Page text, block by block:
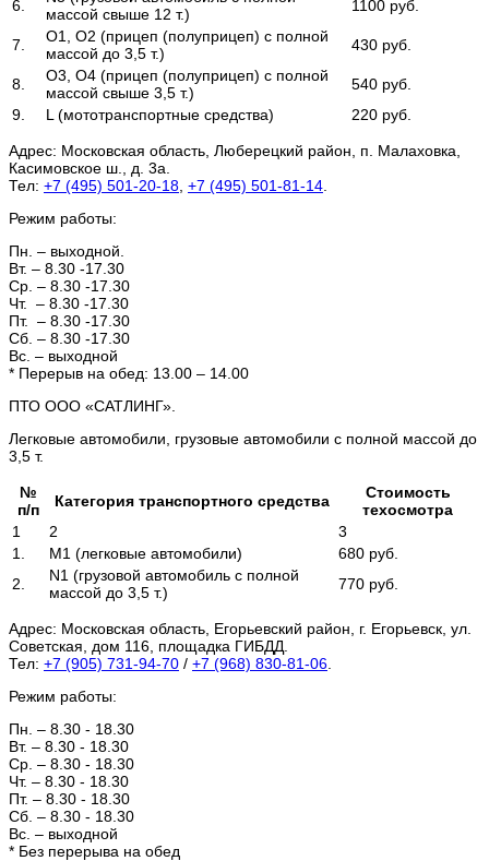
6.
массой свыше 12 т.)
1100 руб.
7.
О1, О2 (прицеп (полуприцеп) с полной
массой до 3,5 т.)
430 руб.
8.
О3, О4 (прицеп (полуприцеп) с полной
массой свыше 3,5 т.)
540 руб.
9.
L (мототранспортные средства) 220 руб.
Адрес: Московская область, Люберецкий район, п. Малаховка,
Касимовское ш., д. 3а.
Тел: +7 (495) 501-20-18 +7 (495) 501-81-14
Режим работы:
Пн. – выходной.
Вт. – 8.30 -17.30
Ср. – 8.30 -17.30
Чт. – 8.30 -17.30
Пт. – 8.30 -17.30
Сб. – 8.30 -17.30
Вс. – выходной
* Перерыв на обед: 13.00 – 14.00
ПТО ООО «САТЛИНГ».
Легковые автомобили, грузовые автомобили с полной массой до
3,5 т.
№
п/п
Категория транспортного средства
Стоимость
техосмотра
1
2
3
1.
М1 (легковые автомобили)
680 руб.
2.
N1 (грузовой автомобиль с полной
массой до 3,5 т.)
770 руб.
Адрес: Московская область, Егорьевский район, г. Егорьевск, ул.
Советская, дом 116, площадка ГИБДД.
Тел: +7 (905) 731-94-70 / +7 (968) 830-81-06
Режим работы:
Пн. – 8.30 - 18.30
Вт. – 8.30 - 18.30
Ср. – 8.30 - 18.30
Чт. – 8.30 - 18.30
Пт. – 8.30 - 18.30
Сб. – 8.30 - 18.30
Вс. – выходной
* Без перерыва на обед